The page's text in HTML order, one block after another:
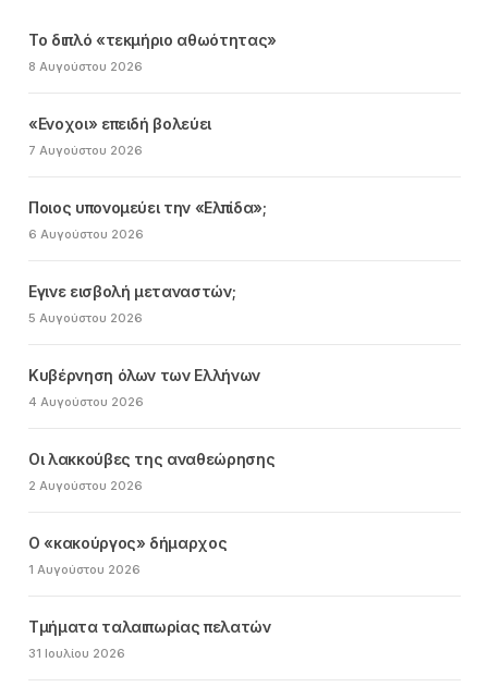
Το διπλό «τεκμήριο αθωότητας»
8 Αυγούστου 2026
«Ενοχοι» επειδή βολεύει
7 Αυγούστου 2026
Ποιος υπονομεύει την «Ελπίδα»;
6 Αυγούστου 2026
Εγινε εισβολή μεταναστών;
5 Αυγούστου 2026
Κυβέρνηση όλων των Ελλήνων
4 Αυγούστου 2026
Οι λακκούβες της αναθεώρησης
2 Αυγούστου 2026
Ο «κακούργος» δήμαρχος
1 Αυγούστου 2026
Τμήματα ταλαιπωρίας πελατών
31 Ιουλίου 2026